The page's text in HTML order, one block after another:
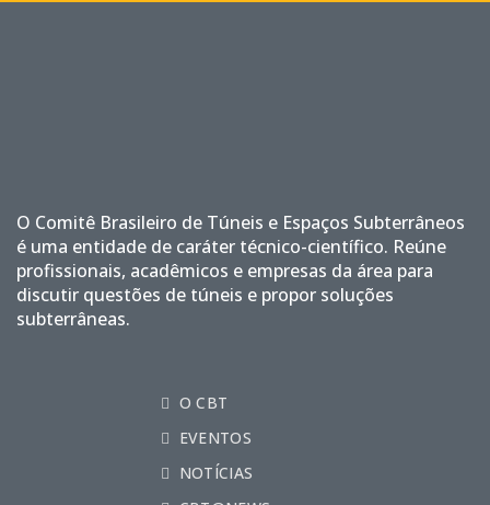
O Comitê Brasileiro de Túneis e Espaços Subterrâneos
é uma entidade de caráter técnico-científico. Reúne
profissionais, acadêmicos e empresas da área para
discutir questões de túneis e propor soluções
subterrâneas.
O CBT
EVENTOS
NOTÍCIAS